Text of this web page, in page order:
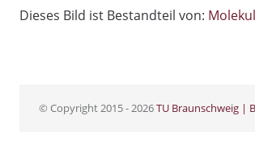
Dieses Bild ist Bestandteil von:
© Copyright 2015 - 2026TU Braunschweig |